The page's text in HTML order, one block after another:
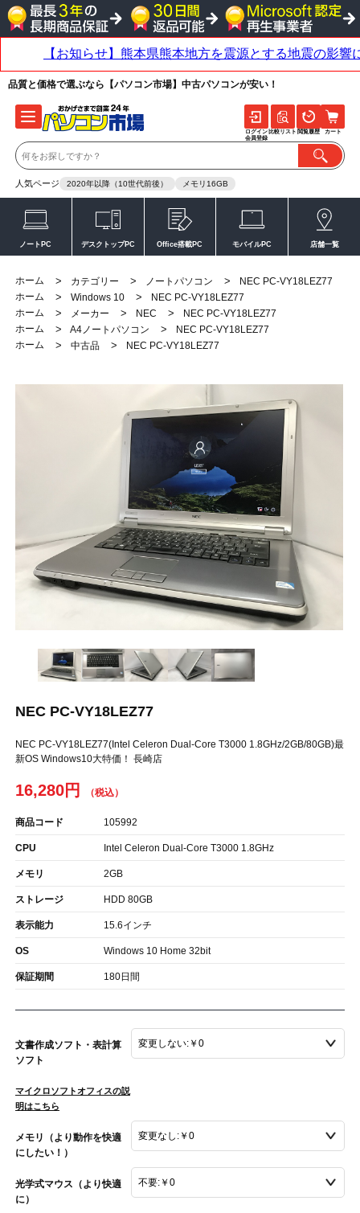
品質と価格で選ぶなら【パソコン市場】中古パソコンが安い！
人気ページ 2020年以降（10世代前後） メモリ16GB
ログイン
会員登録
比較リスト 閲覧履歴 カート
ノートPC デスクトップPC Office搭載PC モバイルPC 店舗一覧
ホーム > カテゴリー > ノートパソコン >
NEC PC-VY18LEZ77
ホーム
> Windows 10 >
NEC PC-VY18LEZ77
ホーム
> メーカー > NEC >
NEC PC-VY18LEZ77
ホーム
> A4ノートパソコン >
NEC PC-VY18LEZ77
ホーム
> 中古品 > NEC PC-VY18LEZ77
NEC PC-VY18LEZ77
NEC PC-VY18LEZ77(Intel Celeron Dual-Core T3000 1.8GHz/2GB/80GB)最
新OS Windows10大特価！ 長崎店
16,280円
商品コード 105992
CPU Intel Celeron Dual-Core T3000 1.8GHz
メモリ 2GB
ストレージ HDD 80GB
表示能力 15.6インチ
OS Windows 10 Home 32bit
保証期間 180日間
文書作成ソフト・表計算
ソフト
マイクロソフトオフィスの説
明はこちら
メモリ（より動作を快適
にしたい！）
光学式マウス（より快適
に）